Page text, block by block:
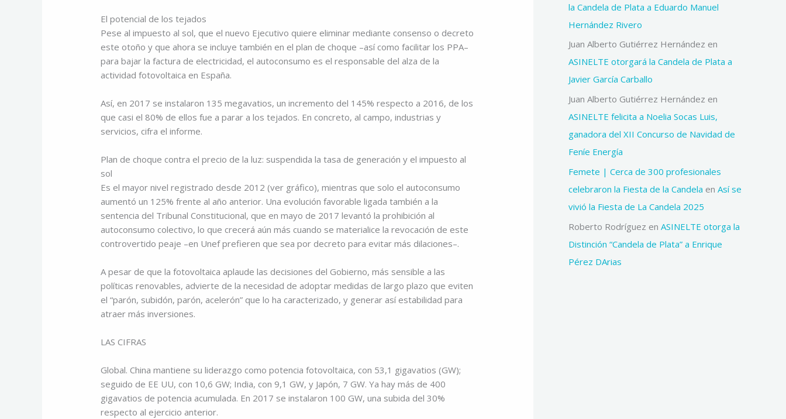
El potencial de los tejados
Pese al impuesto al sol, que el nuevo Ejecutivo quiere eliminar mediante consenso o decreto
este otoño y que ahora se incluye también en el plan de choque –así como facilitar los PPA–
para bajar la factura de electricidad, el autoconsumo es el responsable del alza de la
actividad fotovoltaica en España.
Así, en 2017 se instalaron 135 megavatios, un incremento del 145% respecto a 2016, de los
que casi el 80% de ellos fue a parar a los tejados. En concreto, al campo, industrias y
servicios, cifra el informe.
Plan de choque contra el precio de la luz: suspendida la tasa de generación y el impuesto al
sol
Es el mayor nivel registrado desde 2012 (ver gráfico), mientras que solo el autoconsumo
aumentó un 125% frente al año anterior. Una evolución favorable ligada también a la
sentencia del Tribunal Constitucional, que en mayo de 2017 levantó la prohibición al
autoconsumo colectivo, lo que crecerá aún más cuando se materialice la revocación de este
controvertido peaje –en Unef prefieren que sea por decreto para evitar más dilaciones–.
A pesar de que la fotovoltaica aplaude las decisiones del Gobierno, más sensible a las
políticas renovables, advierte de la necesidad de adoptar medidas de largo plazo que eviten
el “parón, subidón, parón, acelerón” que lo ha caracterizado, y generar así estabilidad para
atraer más inversiones.
LAS CIFRAS
Global. China mantiene su liderazgo como potencia fotovoltaica, con 53,1 gigavatios (GW);
seguido de EE UU, con 10,6 GW; India, con 9,1 GW, y Japón, 7 GW. Ya hay más de 400
gigavatios de potencia acumulada. En 2017 se instalaron 100 GW, una subida del 30%
respecto al ejercicio anterior.
la Candela de Plata a Eduardo Manuel
Hernández Rivero
Juan Alberto Gutiérrez Hernández en
ASINELTE otorgará la Candela de Plata a
Javier García Carballo
Juan Alberto Gutiérrez Hernández en
ASINELTE felicita a Noelia Socas Luis,
ganadora del XII Concurso de Navidad de
Feníe Energía
Femete | Cerca de 300 profesionales
celebraron la Fiesta de la Candela en Así se
vivió la Fiesta de La Candela 2025
Roberto Rodríguez en ASINELTE otorga la
Distinción “Candela de Plata” a Enrique
Pérez DArias